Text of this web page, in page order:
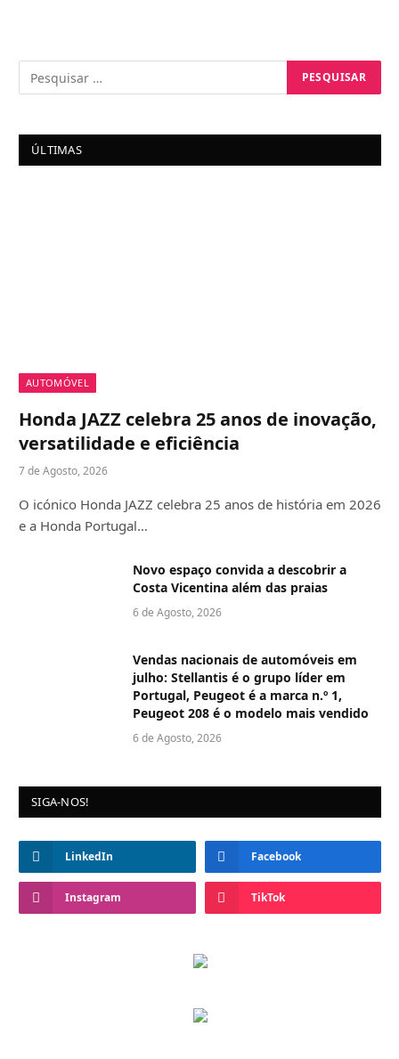
ÚLTIMAS
AUTOMÓVEL
Honda JAZZ celebra 25 anos de inovação,
versatilidade e eficiência
7 de Agosto, 2026
O icónico Honda JAZZ celebra 25 anos de história em 2026
e a Honda Portugal…
Novo espaço convida a descobrir a
Costa Vicentina além das praias
6 de Agosto, 2026
Vendas nacionais de automóveis em
julho: Stellantis é o grupo líder em
Portugal, Peugeot é a marca n.º 1,
Peugeot 208 é o modelo mais vendido
6 de Agosto, 2026
SIGA-NOS!
LinkedIn Facebook
Instagram TikTok